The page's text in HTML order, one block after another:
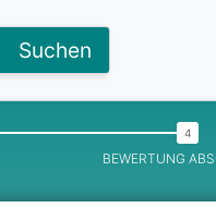
Suchen
BEWERTUNG